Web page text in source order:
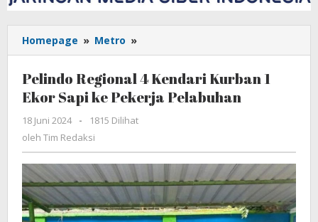
Homepage » Metro »
Regional
Kendari
Kurban
Pekerja
Pelabuhan
Pelindo Regional 4 Kendari Kurban 1
Ekor Sapi ke Pekerja Pelabuhan
18 Juni 2024
oleh
Tim
-
1815 Dilihat
oleh Tim Redaksi